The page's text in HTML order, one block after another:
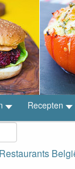
Recepten
Restaurants